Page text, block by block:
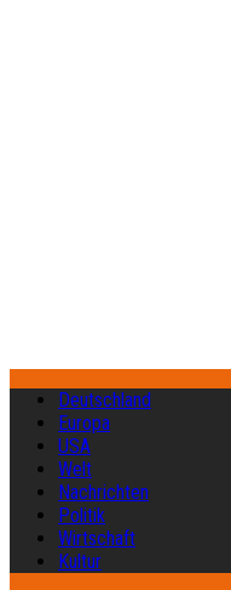
Deutschland
Europa
USA
Welt
Nachrichten
Politik
Wirtschaft
Kultur